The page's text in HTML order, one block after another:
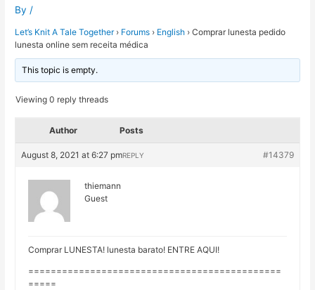
By /
Let’s Knit A Tale Together › Forums › English › Comprar lunesta pedido
lunesta online sem receita médica
This topic is empty.
Viewing 0 reply threads
Author Posts
August 8, 2021 at 6:27 pm #14379
REPLY
thiemann
Guest
Comprar LUNESTA! lunesta barato! ENTRE AQUI!
=============================================
=====